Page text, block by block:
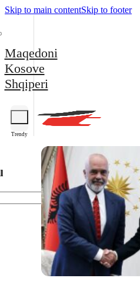
Skip to main contentSkip to footer
Maqedoni
Kosove
Shqiperi
Trendy